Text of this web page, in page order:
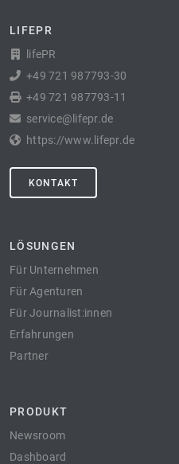
LIFEPR
lifePR
+49 721 987793-30
+49 721 987793-11
service@lifepr.de
https://www.lifepr.de
KONTAKT
LÖSUNGEN
Für Unternehmen
Für Agenturen
Für Journalist:innen
Erfahrungen
Partner
PRODUKT
Newsroom
Dashboard